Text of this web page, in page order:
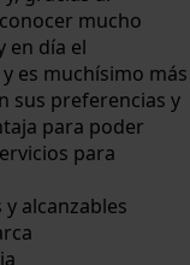
mucho
en día el
es muchísimo más
sus preferencias y
para poder
para
alcanzables